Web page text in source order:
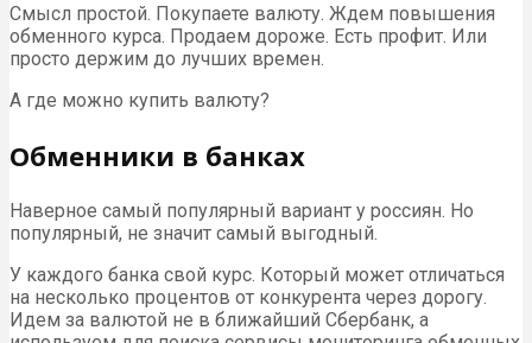
Смысл простой. Покупаете валюту. Ждем повышения
обменного курса. Продаем дороже. Есть профит. Или
просто держим до лучших времен.
А где можно купить валюту?
Обменники в банках
Наверное самый популярный вариант у россиян. Но
популярный, не значит самый выгодный.
У каждого банка свой курс. Который может отличаться
на несколько процентов от конкурента через дорогу.
Идем за валютой не в ближайший Сбербанк, а